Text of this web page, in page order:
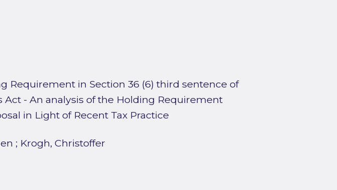
Requirement in Section 36 (6) third sentence of
Act - An analysis of the Holding Requirement
in Light of Recent Tax Practice
; Krogh, Christoffer